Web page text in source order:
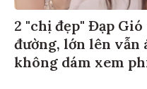
2 "chị đẹp" Đạp
đường, lớn lên vẫn
không dám xem